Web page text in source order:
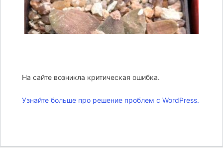
На сайте возникла критическая ошибка.
Узнайте больше про решение проблем с WordPress.